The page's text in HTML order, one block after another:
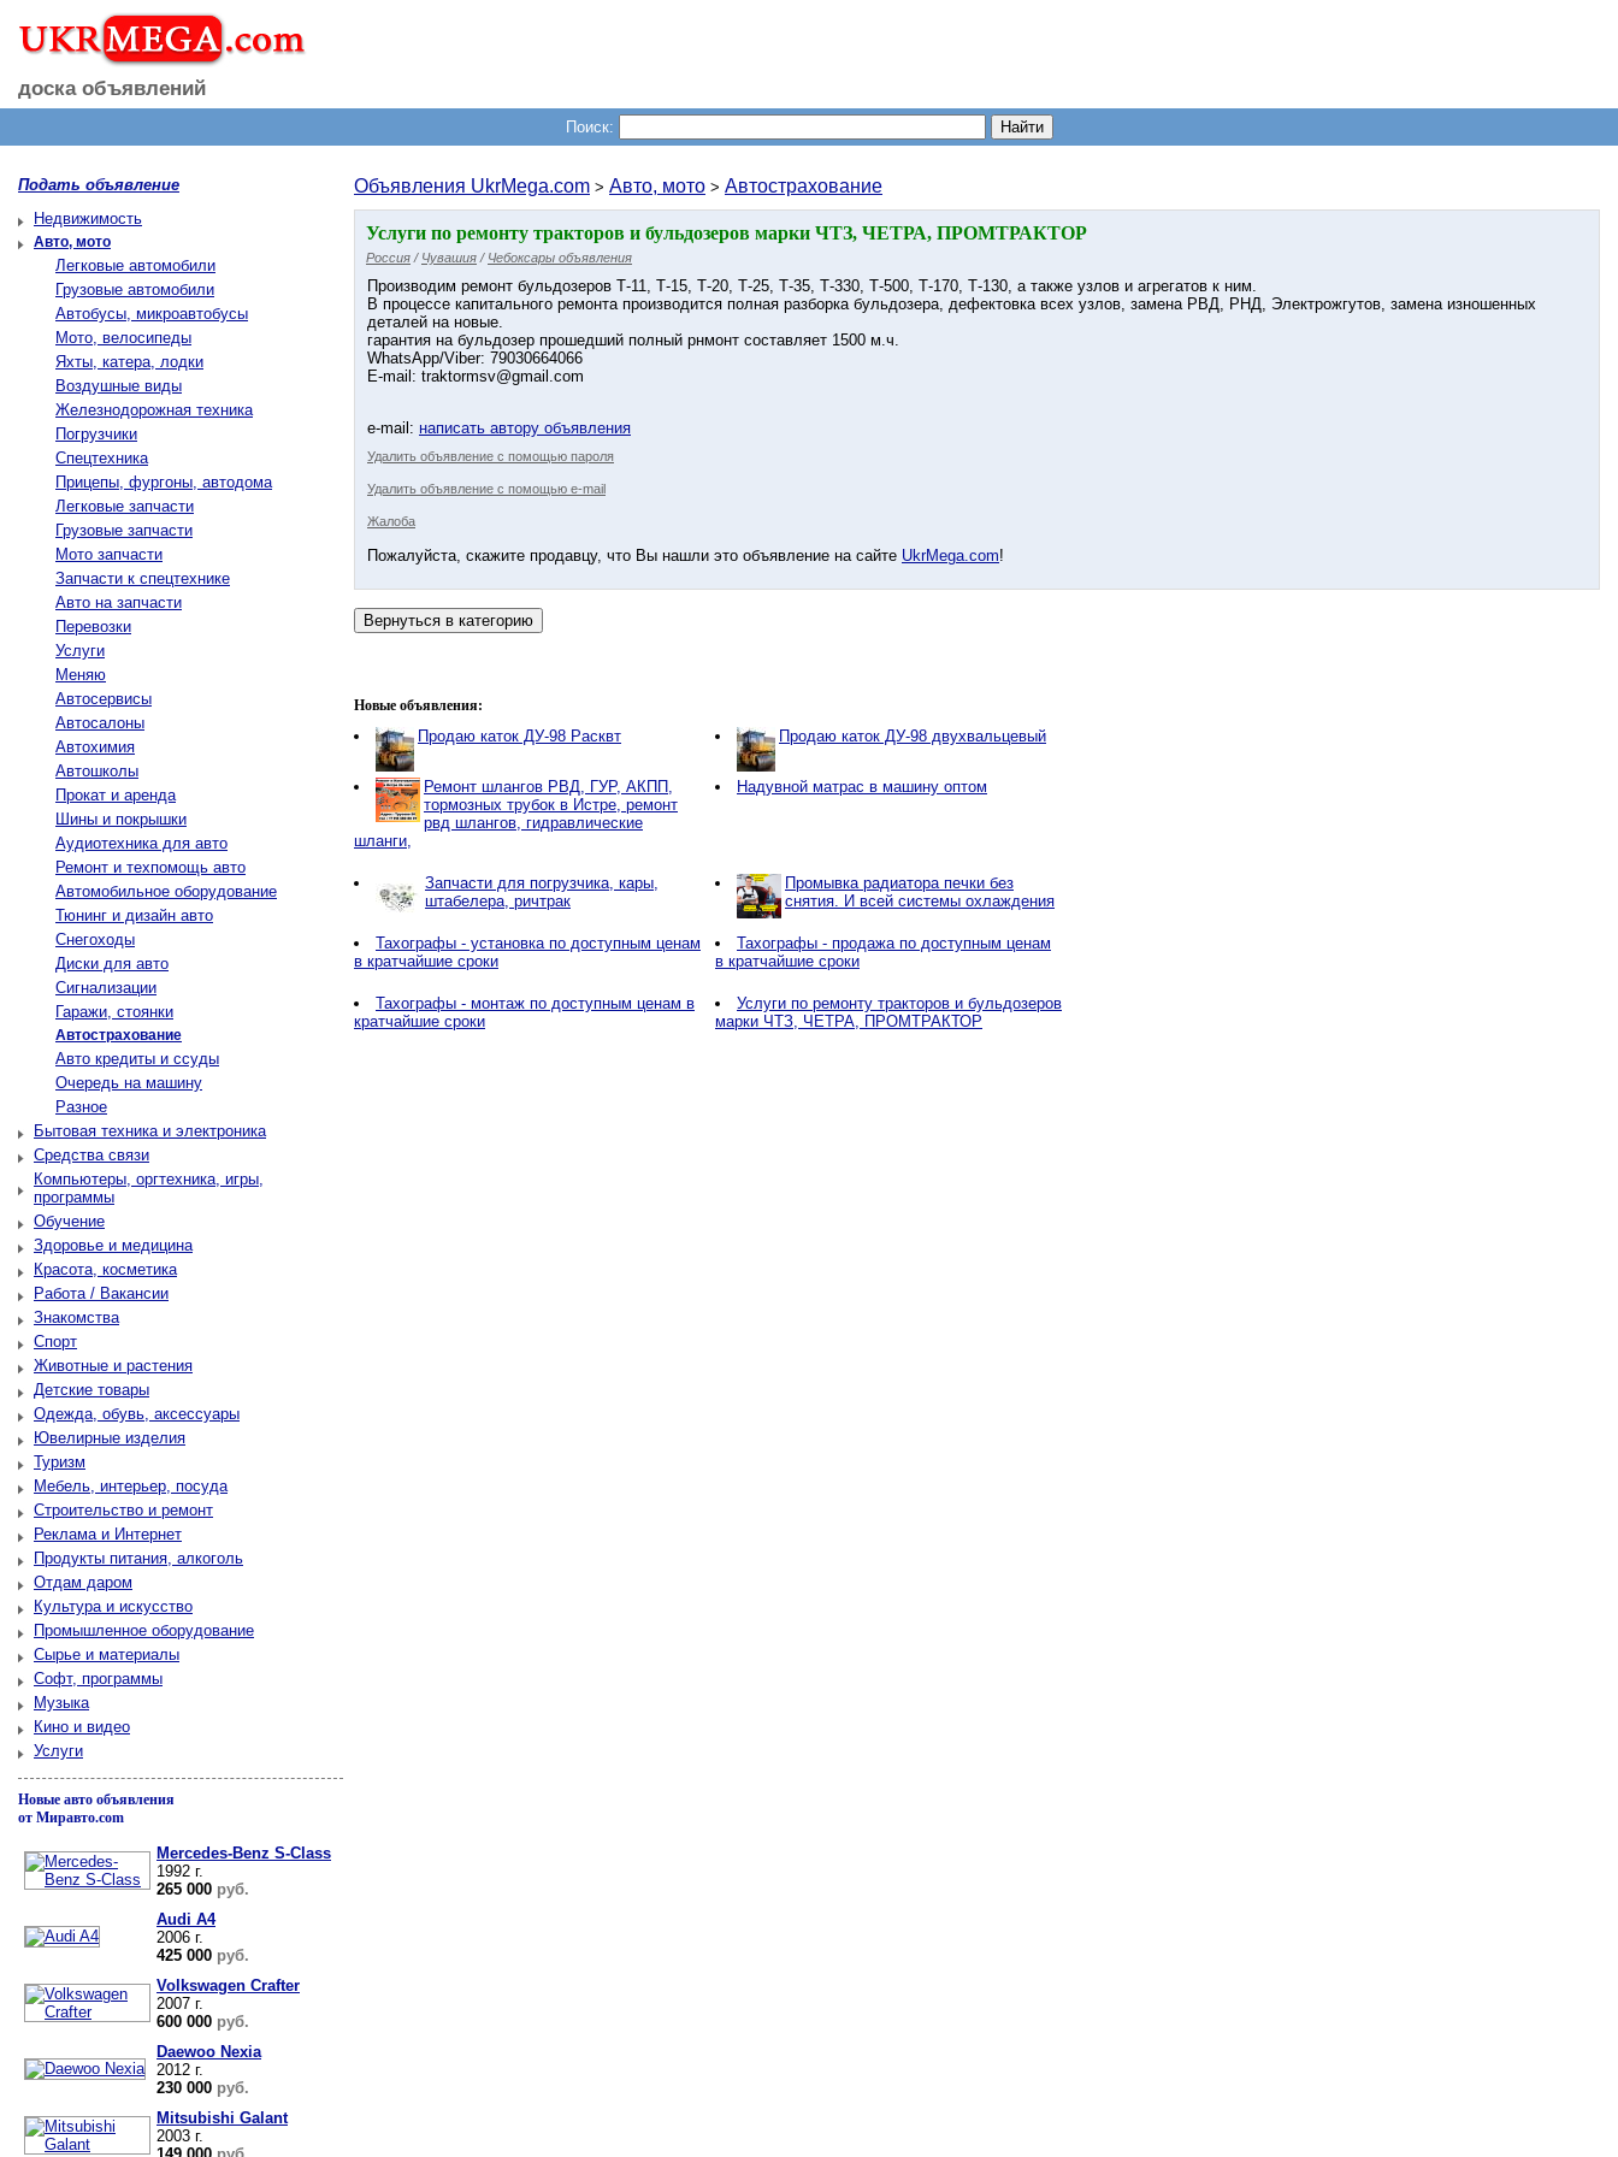
доска объявлений
Поиск:
Подать объявление
Недвижимость
Авто, мото
Легковые автомобили
Грузовые автомобили
Автобусы, микроавтобусы
Мото, велосипеды
Яхты, катера, лодки
Воздушные виды
Железнодорожная техника
Погрузчики
Спецтехника
Прицепы, фургоны, автодома
Легковые запчасти
Грузовые запчасти
Мото запчасти
Запчасти к спецтехнике
Авто на запчасти
Перевозки
Услуги
Меняю
Автосервисы
Автосалоны
Автохимия
Автошколы
Прокат и аренда
Шины и покрышки
Аудиотехника для авто
Ремонт и техпомощь авто
Автомобильное оборудование
Тюнинг и дизайн авто
Снегоходы
Диски для авто
Сигнализации
Гаражи, стоянки
Автострахование
Авто кредиты и ссуды
Очередь на машину
Разное
Бытовая техника и электроника
Средства связи
Компьютеры, оргтехника, игры,
программы
Обучение
Здоровье и медицина
Красота, косметика
Работа / Вакансии
Знакомства
Спорт
Животные и растения
Детские товары
Одежда, обувь, аксессуары
Ювелирные изделия
Туризм
Мебель, интерьер, посуда
Строительство и ремонт
Реклама и Интернет
Продукты питания, алкоголь
Отдам даром
Культура и искусство
Промышленное оборудование
Сырье и материалы
Софт, программы
Музыка
Кино и видео
Услуги
Новые авто объявления
от Миравто.com
Mercedes-Benz S-Class
1992 г.
265 000 руб.
Audi A4
2006 г.
425 000 руб.
Volkswagen Crafter
2007 г.
600 000 руб.
Daewoo Nexia
2012 г.
230 000 руб.
Mitsubishi Galant
2003 г.
Объявления UkrMega.com > Авто, мото > Автострахование
Услуги по ремонту тракторов и бульдозеров марки ЧТЗ, ЧЕТРА, ПРОМТРАКТОР
Россия / Чувашия / Чебоксары объявления
Производим ремонт бульдозеров Т-11, Т-15, Т-20, Т-25, Т-35, Т-330, Т-500, Т-170, Т-130, а также узлов и агрегатов к ним.
В процессе капитального ремонта производится полная разборка бульдозера, дефектовка всех узлов, замена РВД, РНД, Электрожгутов, замена изношенных
деталей на новые.
гарантия на бульдозер прошедший полный рнмонт составляет 1500 м.ч.
WhatsApp/Viber: 79030664066
E-mail: traktormsv@gmail.com
e-mail: написать автору объявления
Удалить объявление с помощью пароля
Удалить объявление с помощью e-mail
Жалоба
Пожалуйста, скажите продавцу, что Вы нашли это объявление на сайте UkrMega.com!
Новые объявления:
Продаю каток ДУ-98 Расквт Продаю каток ДУ-98 двухвальцевый
Ремонт шлангов РВД, ГУР, АКПП,
тормозных трубок в Истре, ремонт
рвд шлангов, гидравлические
шланги,
Надувной матрас в машину оптом
Запчасти для погрузчика, кары,
штабелера, ричтрак
Промывка радиатора печки без
снятия. И всей системы охлаждения
Тахографы - установка по доступным ценам
в кратчайшие сроки
Тахографы - продажа по доступным ценам
в кратчайшие сроки
Тахографы - монтаж по доступным ценам в
кратчайшие сроки
Услуги по ремонту тракторов и бульдозеров
марки ЧТЗ, ЧЕТРА, ПРОМТРАКТОР